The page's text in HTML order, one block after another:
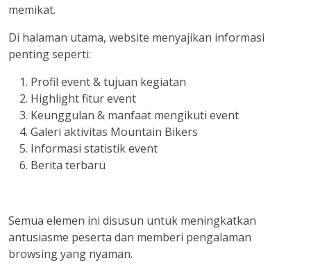
memikat.
Di halaman utama, website menyajikan informasi
penting seperti:
Profil event & tujuan kegiatan
Highlight fitur event
Keunggulan & manfaat mengikuti event
Galeri aktivitas Mountain Bikers
Informasi statistik event
Berita terbaru
Semua elemen ini disusun untuk meningkatkan
antusiasme peserta dan memberi pengalaman
browsing yang nyaman.